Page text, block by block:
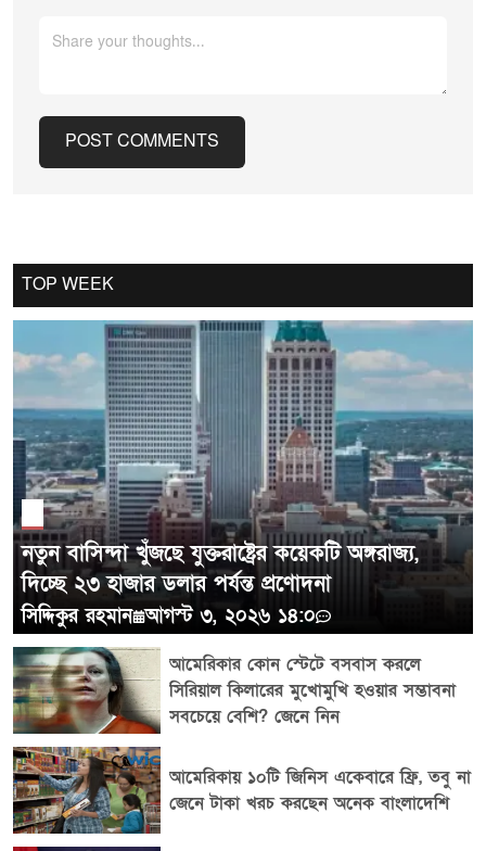
POST COMMENTS
POST COMMENTS
TOP WEEK
নতুন বাসিন্দা খুঁজছে যুক্তরাষ্ট্রের কয়েকটি অঙ্গরাজ্য,
দিচ্ছে ২৩ হাজার ডলার পর্যন্ত প্রণোদনা
সিদ্দিকুর রহমান আগস্ট ৩, ২০২৬ ১৪:০
আমেরিকার কোন স্টেটে বসবাস করলে
সিরিয়াল কিলারের মুখোমুখি হওয়ার সম্ভাবনা
সবচেয়ে বেশি? জেনে নিন
আমেরিকায় ১০টি জিনিস একেবারে ফ্রি, তবু না
জেনে টাকা খরচ করছেন অনেক বাংলাদেশি